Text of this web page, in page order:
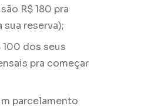
R$ 180 pra
sua reserva);
100 dos seus
pra começar
parcelamento